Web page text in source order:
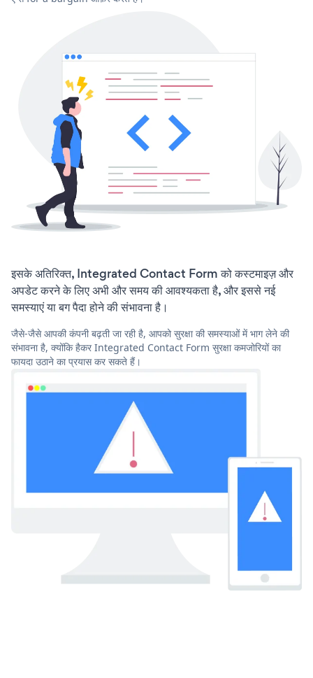
इसके अतिरिक्त, Integrated Contact Form को कस्टमाइज़ और
अपडेट करने के लिए अभी और समय की आवश्यकता है, और इससे नई
समस्याएं या बग पैदा होने की संभावना है।
जैसे-जैसे आपकी कंपनी बढ़ती जा रही है, आपको सुरक्षा की समस्याओं में भाग लेने की
संभावना है, क्योंकि हैकर Integrated Contact Form सुरक्षा कमजोरियों का
फायदा उठाने का प्रयास कर सकते हैं।